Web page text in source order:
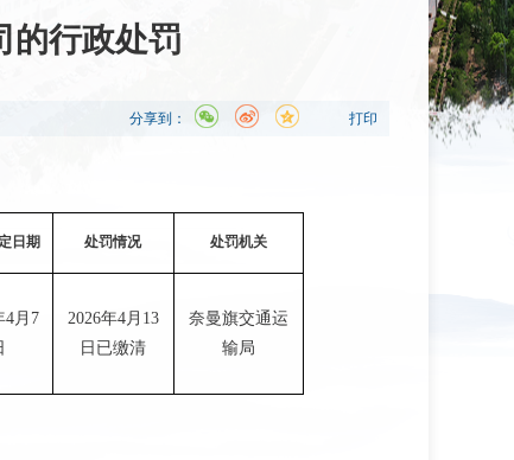
的行政处罚
打印
分享到：
日期 处罚情况 处罚机关
4月7
2026年4月13
日已缴清
奈曼旗交通运
输局